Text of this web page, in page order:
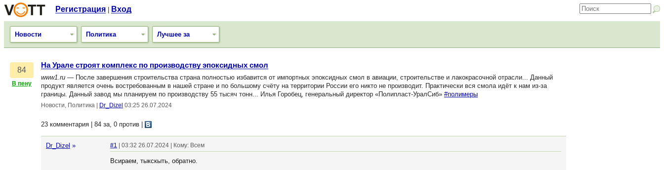
Регистрация Вход
Новости Политика Лучшее за
84
В пену
На Урале строят комплекс по производству эпоксидных смол
www1.ru — После завершения строительства страна полностью избавится от импортных эпоксидных смол в авиации, строительстве и лакокрасочной отрасли... Данный
продукт является очень востребованным в нашей стране и по большому счёту на территории России его никто не производит. Практически вся смола идёт к нам из-за
границы. Данный завод мы планируем по производству 55 тысяч тонн... Илья Горобец, генеральный директор «Полипласт-УралСиб» #полимеры
Новости, Политика Dr_Dizel 03:25 26.07.2024
23 комментария | 84 за, 0 против
Dr_Dizel » #1 | 03:32 26.07.2024 | Кому: Всем
Всираем, тыкскыть, обратно.